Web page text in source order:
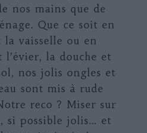
nos mains que de
Que ce soit en
la vaisselle ou en
l’évier, la douche et
nos jolis ongles et
sont mis à rude
reco ? Miser sur
si possible jolis… et